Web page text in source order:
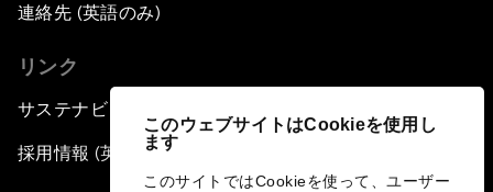
このウェブサイトはCookieを使用し
ます
このサイトではCookieを使って、ユーザー
連絡先 (英語のみ)
リンク
サステナビリティへの取り組み
採用情報 (英語のみ)